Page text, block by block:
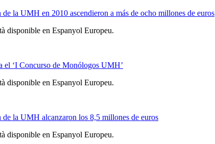
la UMH en 2010 ascendieron a más de ocho millones de euros
disponible en Espanyol Europeu.
el ‘I Concurso de Monólogos UMH’
disponible en Espanyol Europeu.
la UMH alcanzaron los 8,5 millones de euros
disponible en Espanyol Europeu.